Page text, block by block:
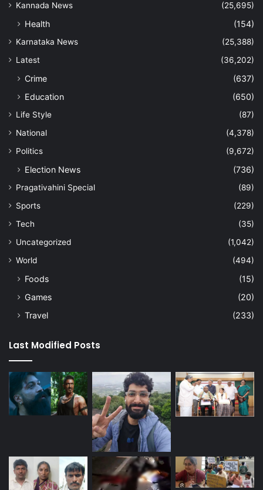
Kannada News
(25,695)
Health (154)
Karnataka News
(25,388)
Latest
(36,202)
Crime
(637)
Education
(650)
Life Style
(87)
National
(4,378)
Politics
(9,672)
Election News (736)
Pragativahini Special
(89)
Sports
(229)
Tech
(35)
Uncategorized
(1,042)
World
(494)
Foods
(15)
Games
(20)
Travel
(233)
Last Modified Posts